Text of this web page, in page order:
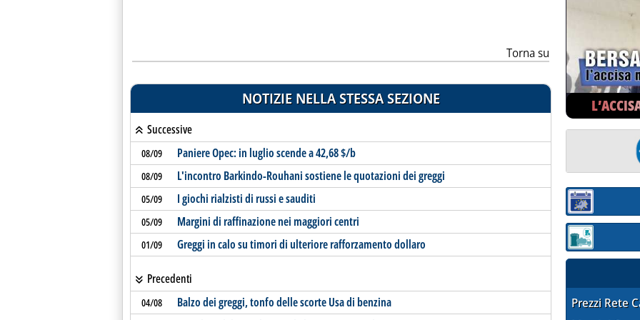
Torna su
NOTIZIE NELLA STESSA SEZIONE
Successive
08/09 Paniere Opec: in luglio scende a 42,68 $/b
08/09 L'incontro Barkindo-Rouhani sostiene le quotazioni dei greggi
05/09 I giochi rialzisti di russi e sauditi
05/09 Margini di raffinazione nei maggiori centri
01/09 Greggi in calo su timori di ulteriore rafforzamento dollaro
Precedenti
04/08 Balzo dei greggi, tonfo delle scorte Usa di benzina
Sezione:
Sezione:
Prezzi Rete